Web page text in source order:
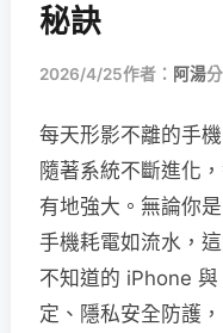
秘訣
2026/4/25作者： 阿湯
每天形影不離的手
隨著系統不斷進化
有地強大。無論你
手機耗電如流水，
不知道的 iPhone
定、隱私安全防護